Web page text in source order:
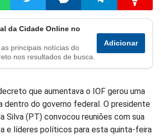
Compartilhar
no
Compartilhar
no
Compartilhar
no
no
da Cidade Online no
principais notícias do
nos resultados de busca.
Adicionar
que aumentava o IOF gerou uma
dentro do governo federal. O presidente
Silva (PT) convocou reuniões com sua
e líderes políticos para esta quinta-feira